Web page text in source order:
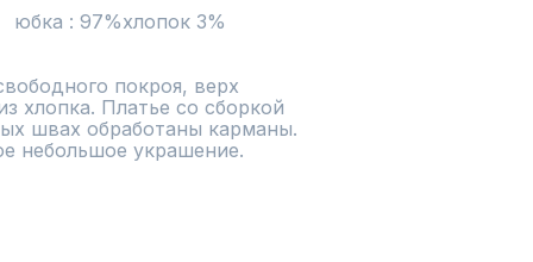
юбка : 97%хлопок 3%
покроя, верх
хлопка. Платье со сборкой
швах обработаны карманы.
небольшое украшение.